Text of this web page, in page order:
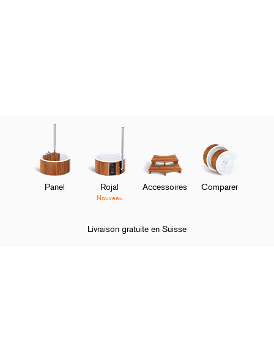
Panel Rojal
Nouveau
Accessoires Comparer
Livraison gratuite en Suisse